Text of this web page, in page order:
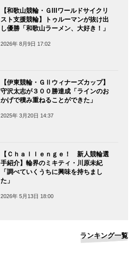
【和歌山競輪・ＧIIIワールドサイクリ
スト支援競輪】トゥルーマンが抜け出
し優勝「和歌山ラーメン、大好き！」
2026年 8月9日 17:02
【伊東競輪・ＧⅡウィナーズカップ】
守沢太志が３００勝達成「ラインのお
かげで積み重ねることができた」
2025年 3月20日 14:37
【Ｃｈａｌｌｅｎｇｅ！ 新人競輪選
手紹介】輪界のミキティ・川原未紀
「調べていくうちに興味を持ちまし
た」
2026年 5月13日 18:00
ランキング一覧